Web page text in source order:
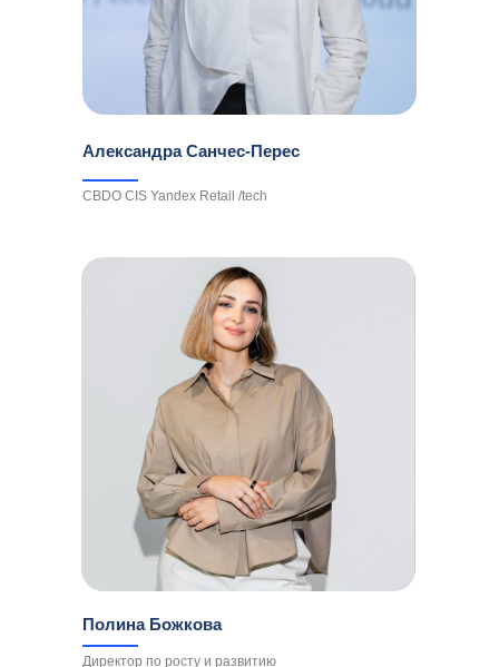
CBDO CIS Yandex Retail /tech
Директор по росту и развитию
Александра Санчес-Перес
Полина Божкова